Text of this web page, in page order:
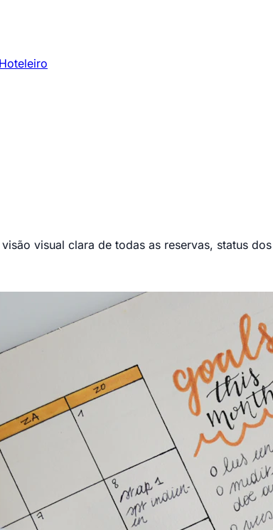
visual clara de todas as reservas, status